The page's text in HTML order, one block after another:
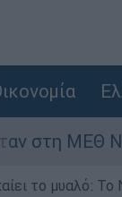
ΜΕΘ Νεογνών
το μυαλό: